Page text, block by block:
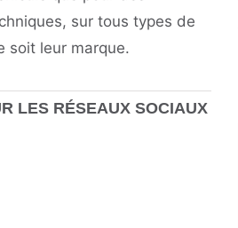
sur tous types de
soit leur marque.
LES RÉSEAUX SOCIAUX